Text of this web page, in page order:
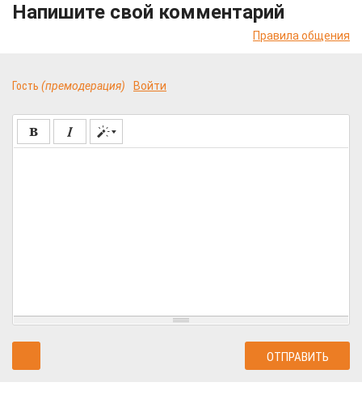
Напишите свой комментарий
Правила общения
Гость (премодерация) Войти